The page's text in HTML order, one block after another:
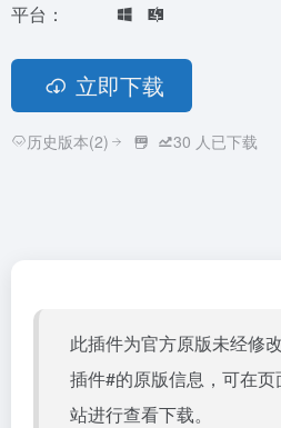
平台：
立即下载
历史版本(2) 30 人已下载
此插件为官方原版未经修
插件#的原版信息，可在
站进行查看下载。